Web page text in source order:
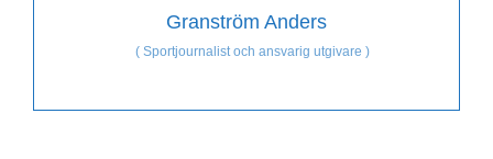
Granström Anders
(Sportjournalist och ansvarig utgivare )